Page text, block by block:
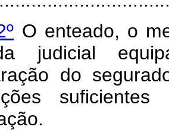
O enteado, o
judicial
do